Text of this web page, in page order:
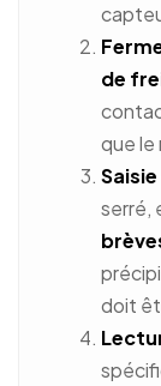
de
que le
serré,
doit